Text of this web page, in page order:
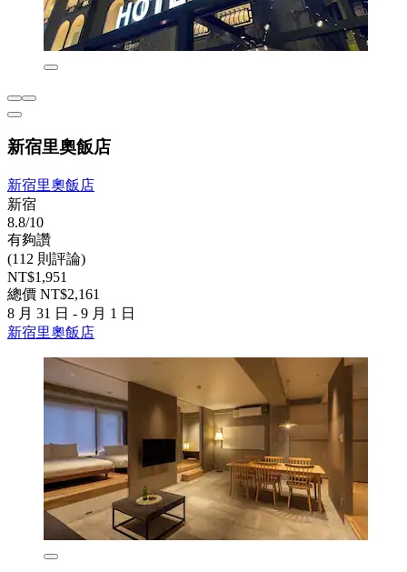
新宿里奧飯店
新宿里奧飯店
新宿
8.8/10
有夠讚
(112 則評論)
NT$1,951
總價 NT$2,161
8 月 31 日 - 9 月 1 日
新宿里奧飯店